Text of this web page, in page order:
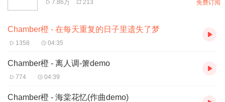
7.86万 213 免费订阅
Chamber橙 - 在每天重复的日子里遗失了梦
1358 04:35
Chamber橙 - 离人调-箫demo
774 04:39
Chamber橙 - 海棠花忆(作曲demo)